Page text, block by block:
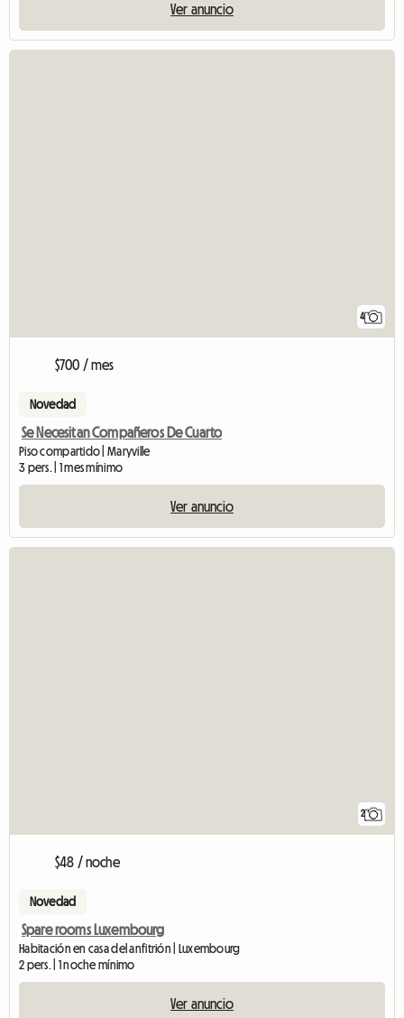
Ver anuncio
4
$700 / mes
Novedad
Se Necesitan Compañeros De Cuarto
Piso compartido | Maryville
3 pers. | 1 mes mínimo
Ver anuncio
2
$48 / noche
Novedad
Spare rooms Luxembourg
Habitación en casa del anfitrión | Luxembourg
2 pers. | 1 noche mínimo
Ver anuncio